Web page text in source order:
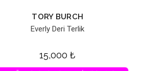
TORY BURCH
Everly Deri Terlik
15,000₺